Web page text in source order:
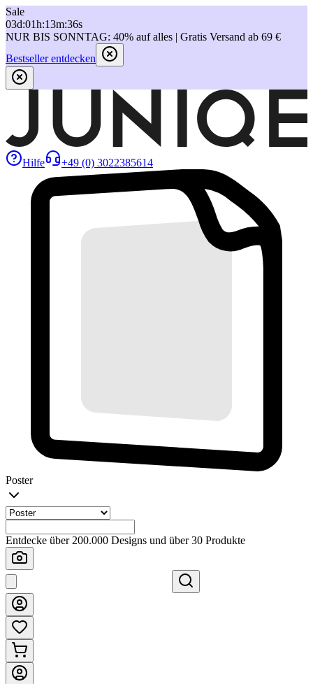
Sale
03d:01h:13m:36s
NUR BIS SONNTAG: 40% auf alles | Gratis Versand ab 69 €
Bestseller entdecken
Hilfe +49 (0) 3022385614
Poster
Entdecke über 200.000 Designs und über 30 Produkte